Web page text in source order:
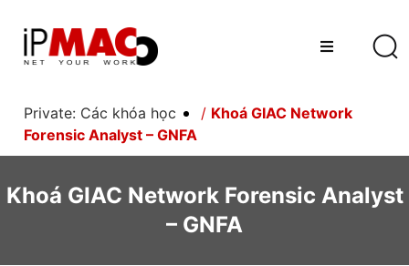
Private: Các khóa học / Khoá GIAC Network
Forensic Analyst – GNFA
Khoá GIAC Network Forensic Analyst
– GNFA